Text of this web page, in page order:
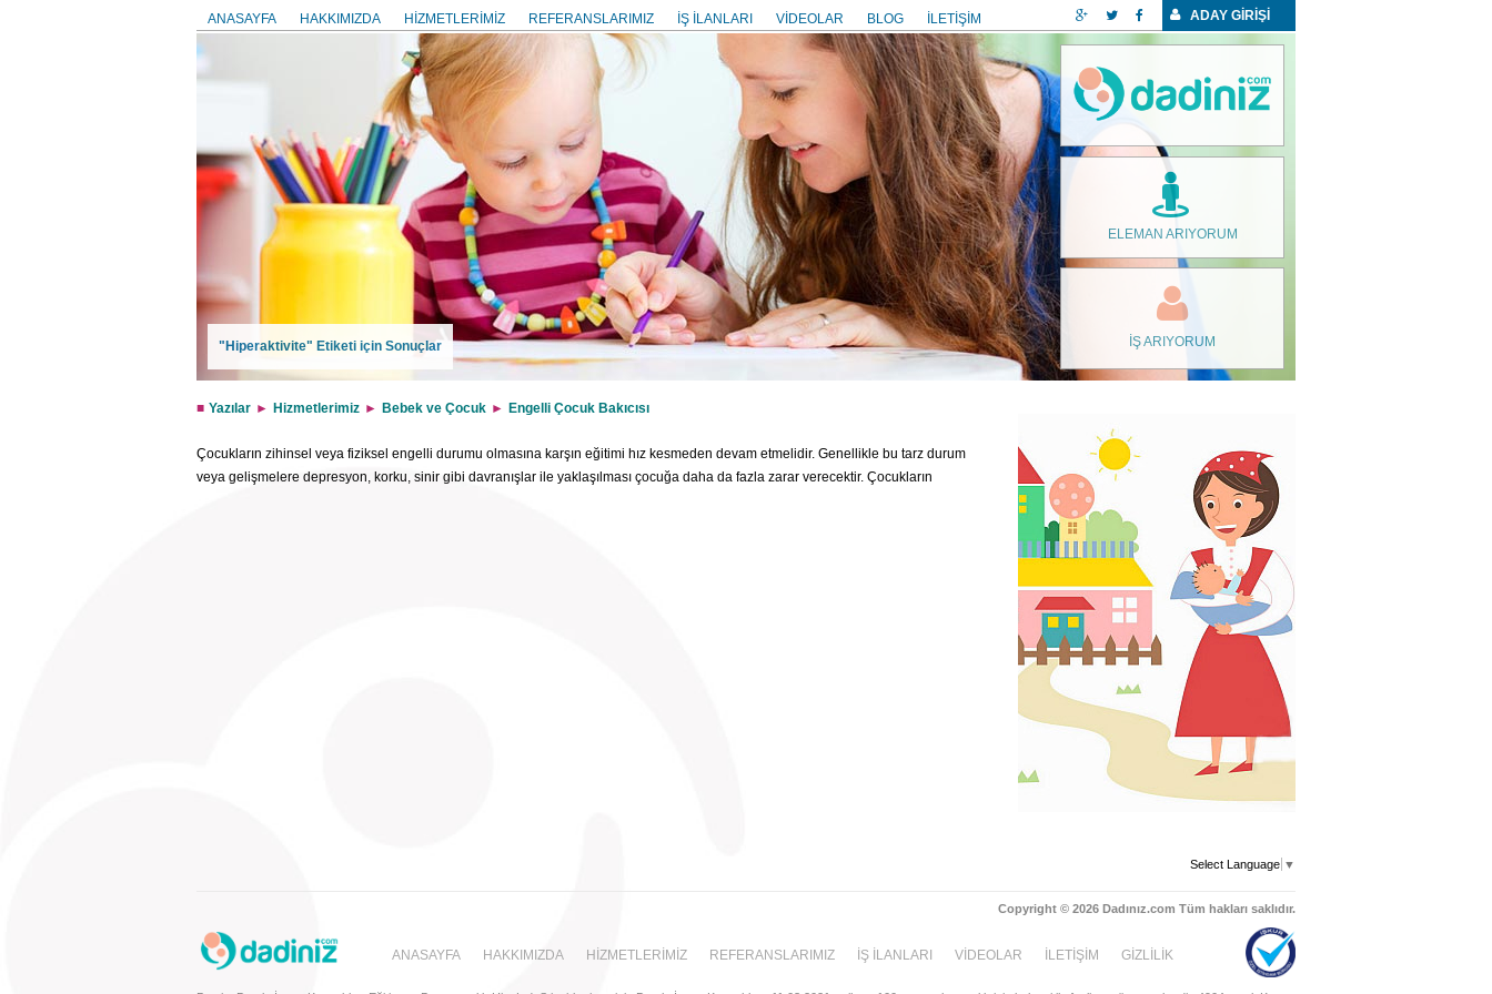
ADAY GİRİŞİ
ANASAYFA HAKKIMIZDA HİZMETLERİMİZ REFERANSLARIMIZ İŞ İLANLARI VİDEOLAR BLOG İLETİŞİM
ELEMAN ARIYORUM
İŞ ARIYORUM
"Hiperaktivite" Etiketi için Sonuçlar
Yazılar Hizmetlerimiz Bebek ve Çocuk Engelli Çocuk Bakıcısı
Çocukların zihinsel veya fiziksel engelli durumu olmasına karşın eğitimi hız kesmeden devam etmelidir. Genellikle bu tarz durum
veya gelişmelere depresyon, korku, sinir gibi davranışlar ile yaklaşılması çocuğa daha da fazla zarar verecektir. Çocukların
Select Language ▼
ANASAYFA HAKKIMIZDA HİZMETLERİMİZ REFERANSLARIMIZ İŞ İLANLARI VİDEOLAR İLETİŞİM GİZLİLİK
Copyright © 2026 Dadınız.com Tüm hakları saklıdır.